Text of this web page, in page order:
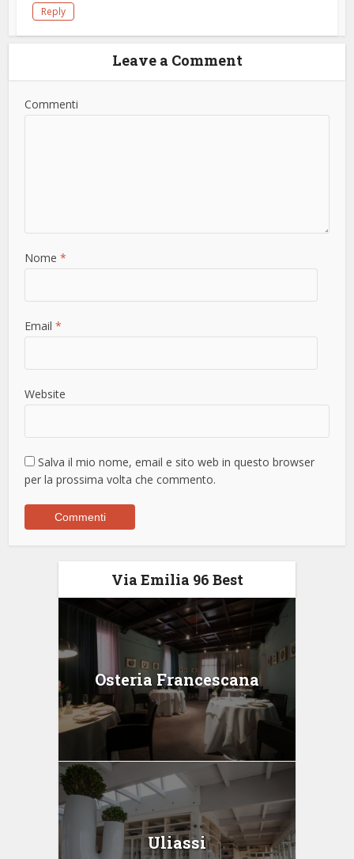
Reply
Leave a Comment
Commenti
Nome *
Email *
Website
Salva il mio nome, email e sito web in questo browser
per la prossima volta che commento.
Via Emilia 96 Best
Osteria Francescana
Uliassi